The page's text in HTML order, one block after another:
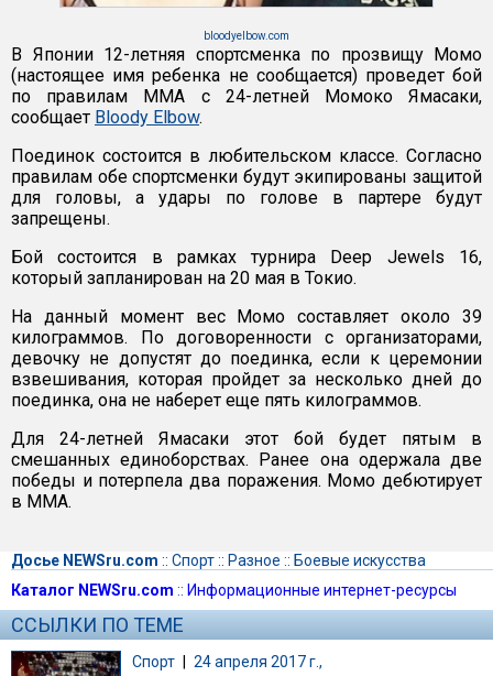
bloodyelbow.com
В Японии 12-летняя спортсменка по прозвищу Момо
(настоящее имя ребенка не сообщается) проведет бой
по правилам MMA с 24-летней Момоко Ямасаки,
сообщает Bloody Elbow.
Поединок состоится в любительском классе. Согласно
правилам обе спортсменки будут экипированы защитой
для головы, а удары по голове в партере будут
запрещены.
Бой состоится в рамках турнира Deep Jewels 16,
который запланирован на 20 мая в Токио.
На данный момент вес Момо составляет около 39
килограммов. По договоренности с организаторами,
девочку не допустят до поединка, если к церемонии
взвешивания, которая пройдет за несколько дней до
поединка, она не наберет еще пять килограммов.
Для 24-летней Ямасаки этот бой будет пятым в
смешанных единоборствах. Ранее она одержала две
победы и потерпела два поражения. Момо дебютирует
в MMA.
Досье NEWSru.com :: Спорт:: Разное :: Боевые искусства
Каталог NEWSru.com :: Информационные интернет-ресурсы
ССЫЛКИ ПО ТЕМЕ
Спорт | 24 апреля 2017 г.,